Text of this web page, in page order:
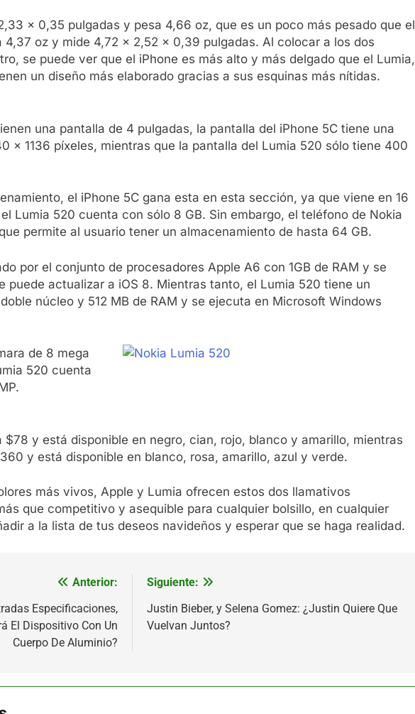
x 0,35 pulgadas y pesa 4,66 oz, que es un poco más pesado que el
4,37 oz y mide 4,72 x 2,52 x 0,39 pulgadas. Al colocar a los dos
se puede ver que el iPhone es más alto y más delgado que el Lumia,
un diseño más elaborado gracias a sus esquinas más nítidas.
una pantalla de 4 pulgadas, la pantalla del iPhone 5C tiene una
x 1136 píxeles, mientras que la pantalla del Lumia 520 sólo tiene 400
el iPhone 5C gana esta en esta sección, ya que viene en 16
Lumia 520 cuenta con sólo 8 GB. Sin embargo, el teléfono de Nokia
permite al usuario tener un almacenamiento de hasta 64 GB.
por el conjunto de procesadores Apple A6 con 1GB de RAM y se
puede actualizar a iOS 8. Mientras tanto, el Lumia 520 tiene un
núcleo y 512 MB de RAM y se ejecuta en Microsoft Windows
de 8 mega
520 cuenta
$78 y está disponible en negro, cian, rojo, blanco y amarillo, mientras
y está disponible en blanco, rosa, amarillo, azul y verde.
más vivos, Apple y Lumia ofrecen estos dos llamativos
que competitivo y asequible para cualquier bolsillo, en cualquier
a la lista de tus deseos navideños y esperar que se haga realidad.
Anterior:
Especificaciones,
El Dispositivo Con Un
Cuerpo De Aluminio?
Siguiente:
Justin Bieber, y Selena Gomez: ¿Justin Quiere Que
Vuelvan Juntos?